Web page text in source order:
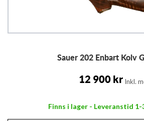
Sauer 202 Enbart Kolv
12 900 kr Inkl.
Finns i lager - Leveranstid 1-